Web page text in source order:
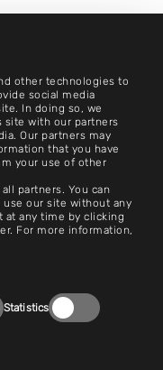
other technologies to
social media
In doing so, we
site with our partners
Our partners may
that you have
your use of other
partners. You can
our site without any
at any time by clicking
For more information,
Statistics